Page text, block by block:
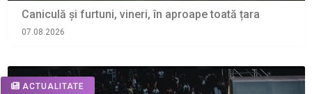
Caniculă și furtuni, vineri, în aproape toată țara
07.08.2026
ACTUALITATE